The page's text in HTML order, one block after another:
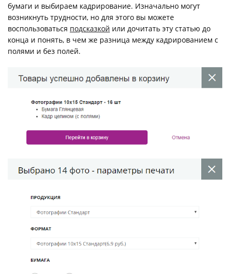
бумаги и выбираем кадрирование. Изначально могут
возникнуть трудности, но для этого вы можете
воспользоваться подсказкой или дочитать эту статью до
конца и понять, в чем же разница между кадрированием с
полями и без полей.